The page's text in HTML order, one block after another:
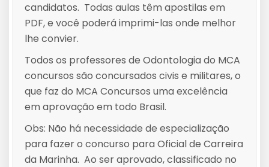
candidatos. Todas aulas têm apostilas em
PDF, e você poderá imprimi-las onde melhor
lhe convier.
Todos os professores de Odontologia do MCA
concursos são concursados civis e militares, o
que faz do MCA Concursos uma excelência
em aprovação em todo Brasil.
Obs: Não há necessidade de especialização
para fazer o concurso para Oficial de Carreira
da Marinha. Ao ser aprovado, classificado no